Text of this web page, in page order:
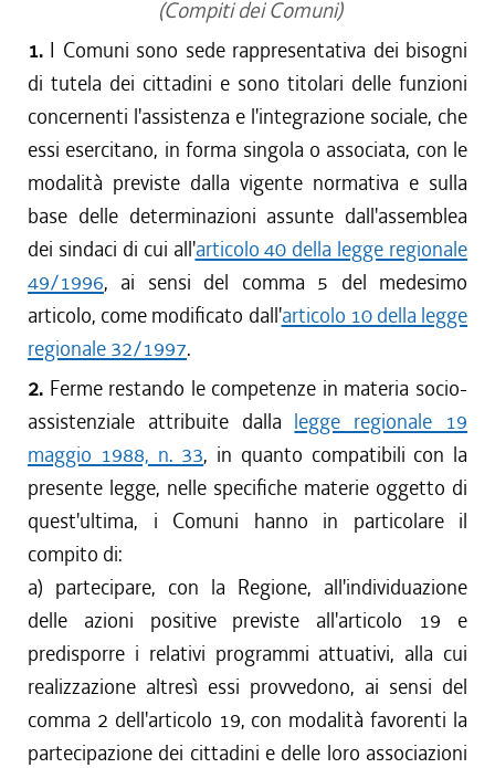
(Compiti dei Comuni)
1. I Comuni sono sede rappresentativa dei bisogni
di tutela dei cittadini e sono titolari delle funzioni
concernenti l'assistenza e l'integrazione sociale, che
essi esercitano, in forma singola o associata, con le
modalità previste dalla vigente normativa e sulla
base delle determinazioni assunte dall'assemblea
dei sindaci di cui all'articolo 40 della legge regionale
49/1996, ai sensi del comma 5 del medesimo
articolo, come modificato dall'articolo 10 della legge
regionale 32/1997.
2. Ferme restando le competenze in materia socio-
assistenziale attribuite dalla legge regionale 19
maggio 1988, n. 33, in quanto compatibili con la
presente legge, nelle specifiche materie oggetto di
quest'ultima, i Comuni hanno in particolare il
compito di:
a) partecipare, con la Regione, all'individuazione
delle azioni positive previste all'articolo 19 e
predisporre i relativi programmi attuativi, alla cui
realizzazione altresì essi provvedono, ai sensi del
comma 2 dell'articolo 19, con modalità favorenti la
partecipazione dei cittadini e delle loro associazioni